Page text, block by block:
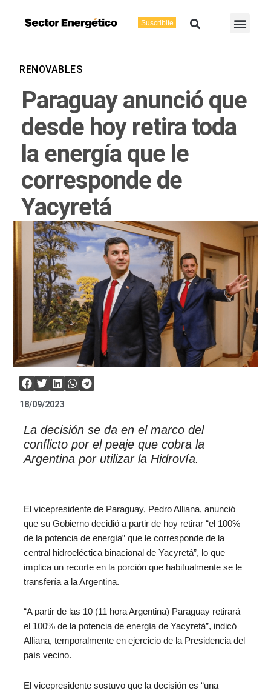
Suscribite Buscar
RENOVABLES
Paraguay anunció que
desde hoy retira toda
la energía que le
corresponde de
Yacyretá
18/09/2023
La decisión se da en el marco del
conflicto por el peaje que cobra la
Argentina por utilizar la Hidrovía.
El vicepresidente de Paraguay, Pedro Alliana, anunció
que su Gobierno decidió a partir de hoy retirar “el 100%
de la potencia de energía” que le corresponde de la
central hidroeléctica binacional de Yacyretá”, lo que
implica un recorte en la porción que habitualmente se le
transfería a la Argentina.
“A partir de las 10 (11 hora Argentina) Paraguay retirará
el 100% de la potencia de energía de Yacyretá”, indicó
Alliana, temporalmente en ejercicio de la Presidencia del
país vecino.
El vicepresidente sostuvo que la decisión es “una